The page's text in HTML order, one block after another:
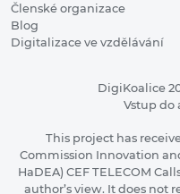
Členské organizace
Blog
Digitalizace ve vzdělávání
DigiKoalice
Vstup do
This project has
Commission Innovation
HaDEA) CEF TELECOM
author’s view. It does not